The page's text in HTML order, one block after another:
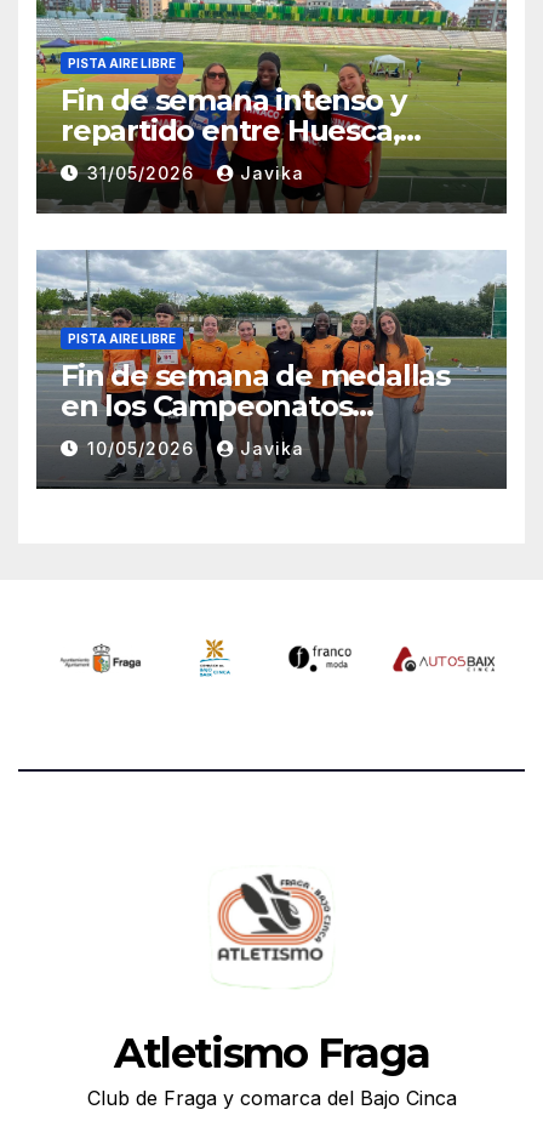
PISTA AIRE LIBRE
Fin de semana intenso y
repartido entre Huesca,
Zaragoza y Madrid para el
Club Atletismo Fraga
31/05/2026 Javika
PISTA AIRE LIBRE
Fin de semana de medallas
en los Campeonatos
Provinciales Sub-14 y Sub-16
10/05/2026 Javika
Atletismo Fraga
Club de Fraga y comarca del Bajo Cinca